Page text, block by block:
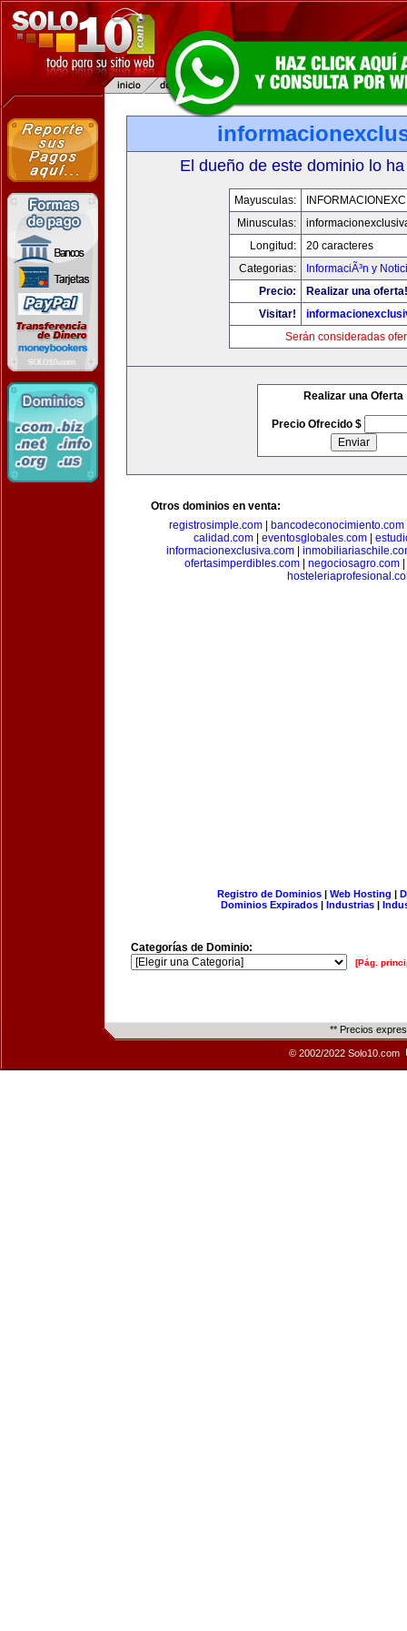
El dueño de este dominio lo
Mayusculas:
Minusculas:
Longitud:
20 caracteres
Categorias:
InformaciÃ³n y
Precio:
Realizar una oferta!
Visitar!
Serán consideradas
Realizar una Oferta
Precio Ofrecido $
Otros dominios en venta:
registrosimple.com
bancodeconocimiento.com
calidad.com
eventosglobales.com
informacionexclusiva.com|
ofertasimperdibles.com
negociosagro.com
Registro de Dominios| Web Hosting |
Dominios Expirados | Industrias |
Categorías de Dominio:
[Pág.
** Precios
© 2002/2022 Solo10.com